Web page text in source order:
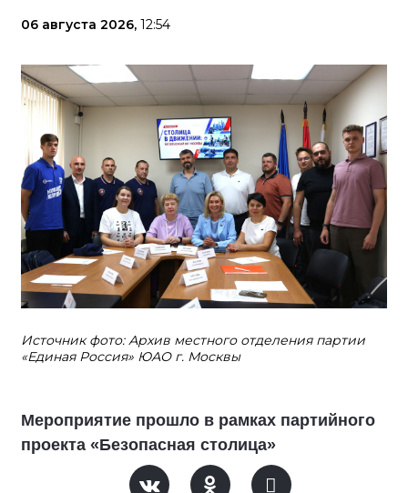
06 августа 2026, 12:54
Источник фото: Архив местного отделения партии
«Единая Россия» ЮАО г. Москвы
Мероприятие прошло в рамках партийного
проекта «Безопасная столица»